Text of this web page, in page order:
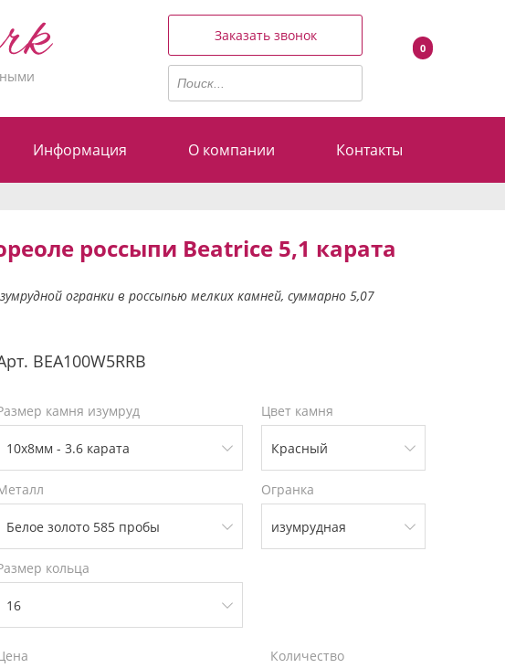
Заказать звонок
0
Информация О компании Контакты
россыпи Beatrice 5,1 карата
огранки в россыпью мелких камней, суммарно 5,07
BEA100W5RRB
камня изумруд Цвет камня
Огранка
кольца
Количество